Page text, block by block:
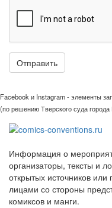
Отправить
Facebook и Instagram - элементы
(по решению Тверского суда
Информация о
организаторы, тексты и
открытых источников
лицами со стороны
комиксов и манги.